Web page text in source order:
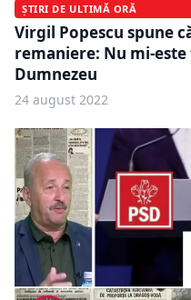
ȘTIRI DE ULTIMĂ ORĂ
Virgil Popescu spune
remaniere: Nu mi-
Dumnezeu
24 august 2022